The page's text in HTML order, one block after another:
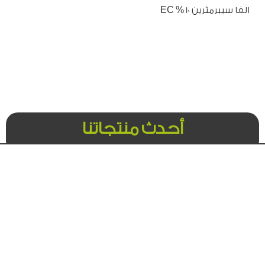
الفا سيبرمثرين 10 % EC
أحدث منتجاتنا